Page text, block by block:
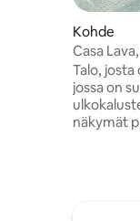
Kohde
Casa
Talo,
jossa on
näkymät